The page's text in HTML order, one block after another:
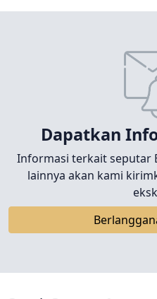
Dapatkan
Informasi terkait seputar
lainnya akan kami